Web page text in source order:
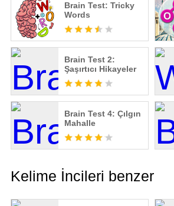
Brain Test: Tricky
Words
Brain Test 2:
Şaşırtıcı Hikayeler
Brain Test 4: Çılgın
Mahalle
Kelime İncileri benzer